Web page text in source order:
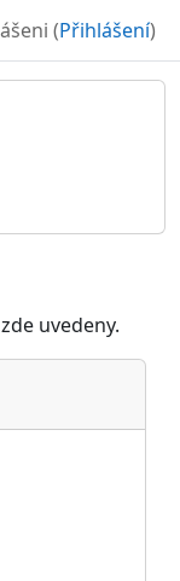
(Přihlášení)
uvedeny.